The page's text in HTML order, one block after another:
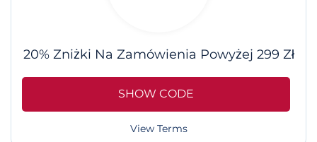
20% Zniżki Na Zamówienia Powyżej 299 Zł
SHOW CODE
View Terms